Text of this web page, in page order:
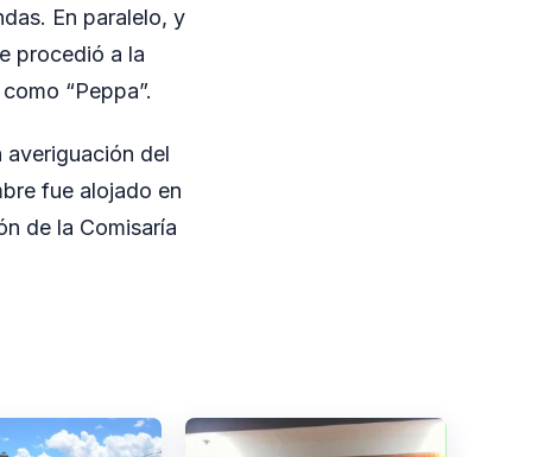
En paralelo, y
procedió a la
“Peppa”.
averiguación del
fue alojado en
de la Comisaría